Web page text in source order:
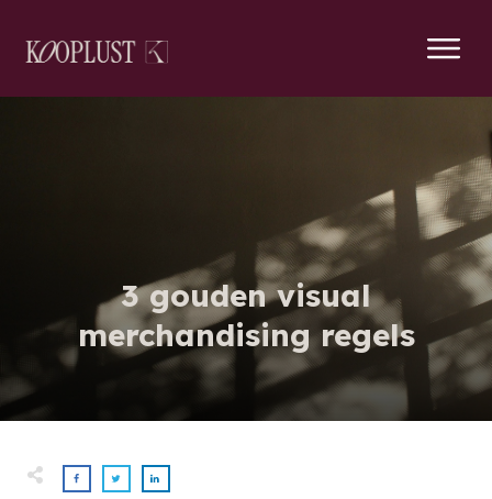
3 gouden visual
merchandising regels